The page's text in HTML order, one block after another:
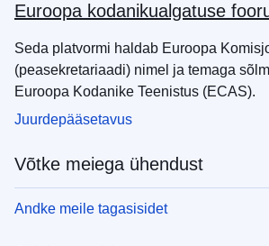
Euroopa kodanikualgatuse
Seda platvormi haldab Euroopa
(peasekretariaadi) nimel ja temaga
Euroopa Kodanike Teenistus (ECAS).
Juurdepääsetavus
Võtke meiega ühendust
Andke meile tagasisidet